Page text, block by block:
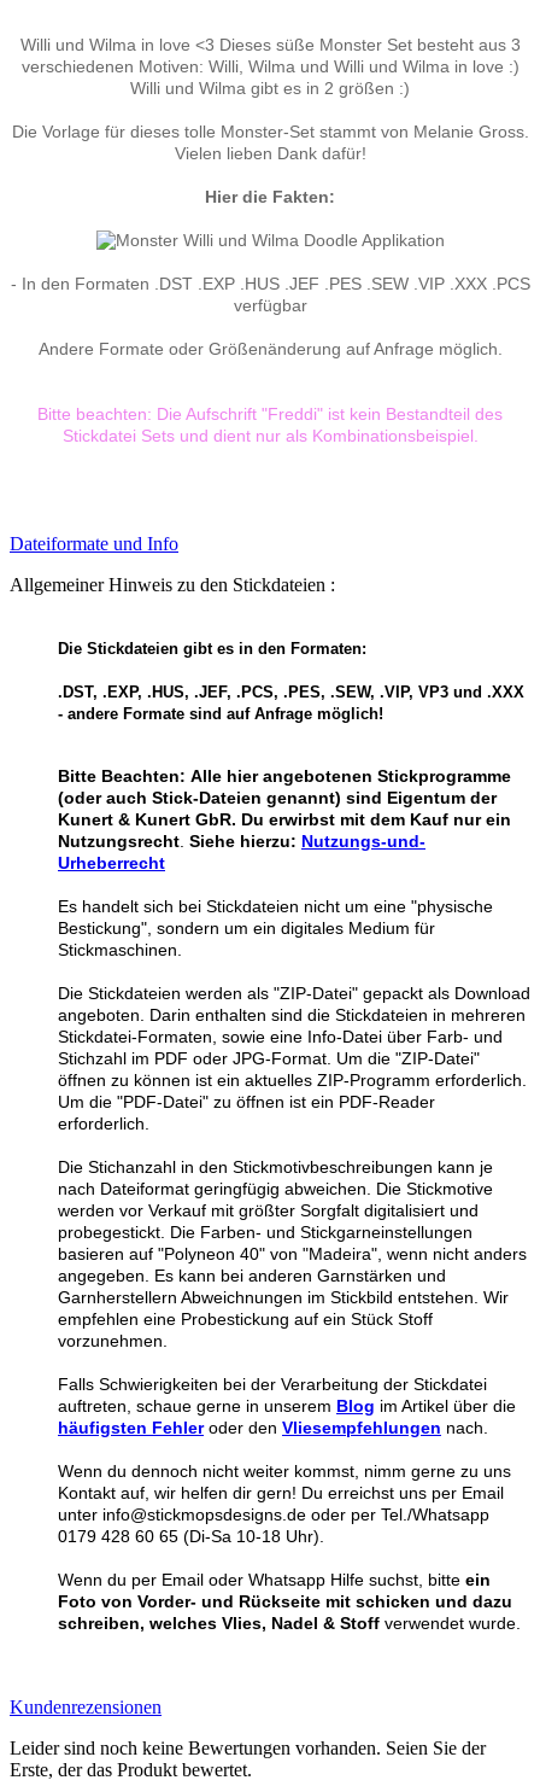
Willi und Wilma in love <3 Dieses süße Monster Set besteht aus 3
verschiedenen Motiven: Willi, Wilma und Willi und Wilma in love :)
Willi und Wilma gibt es in 2 größen :)
Die Vorlage für dieses tolle Monster-Set stammt von Melanie Gross.
Vielen lieben Dank dafür!
Hier die Fakten:
- In den Formaten .DST .EXP .HUS .JEF .PES .SEW .VIP .XXX .PCS
verfügbar
Andere Formate oder Größenänderung auf Anfrage möglich.
Bitte beachten: Die Aufschrift "Freddi" ist kein Bestandteil des
Stickdatei Sets und dient nur als Kombinationsbeispiel.
Dateiformate und Info
Allgemeiner Hinweis zu den Stickdateien :
Die Stickdateien gibt es in den Formaten:
.DST, .EXP, .HUS, .JEF, .PCS, .PES, .SEW, .VIP, VP3 und .XXX
- andere Formate sind auf Anfrage möglich!
Bitte Beachten: Alle hier angebotenen Stickprogramme
(oder auch Stick-Dateien genannt) sind Eigentum der
Kunert & Kunert GbR. Du erwirbst mit dem Kauf nur ein
Nutzungsrecht Siehe hierzu: Nutzungs-und-
Urheberrecht
Es handelt sich bei Stickdateien nicht um eine "physische
Bestickung", sondern um ein digitales Medium für
Stickmaschinen.
Die Stickdateien werden als "ZIP-Datei" gepackt als Download
angeboten. Darin enthalten sind die Stickdateien in mehreren
Stickdatei-Formaten, sowie eine Info-Datei über Farb- und
Stichzahl im PDF oder JPG-Format. Um die "ZIP-Datei"
öffnen zu können ist ein aktuelles ZIP-Programm erforderlich.
Um die "PDF-Datei" zu öffnen ist ein PDF-Reader
erforderlich.
Die Stichanzahl in den Stickmotivbeschreibungen kann je
nach Dateiformat geringfügig abweichen. Die Stickmotive
werden vor Verkauf mit größter Sorgfalt digitalisiert und
probegestickt. Die Farben- und Stickgarneinstellungen
basieren auf "Polyneon 40" von "Madeira", wenn nicht anders
angegeben. Es kann bei anderen Garnstärken und
Garnherstellern Abweichnungen im Stickbild entstehen. Wir
empfehlen eine Probestickung auf ein Stück Stoff
vorzunehmen.
Falls Schwierigkeiten bei der Verarbeitung der Stickdatei
auftreten, schaue gerne in unserem Blog im Artikel über die
häufigsten Fehleroder den Vliesempfehlungen nach.
Wenn du dennoch nicht weiter kommst, nimm gerne zu uns
Kontakt auf, wir helfen dir gern! Du erreichst uns per Email
unter info@stickmopsdesigns.de oder per Tel./Whatsapp
0179 428 60 65 (Di-Sa 10-18 Uhr).
Wenn du per Email oder Whatsapp Hilfe suchst, bitte ein
Foto von Vorder- und Rückseite mit schicken und dazu
schreiben, welches Vlies, Nadel & Stoff verwendet wurde.
Kundenrezensionen
Leider sind noch keine Bewertungen vorhanden. Seien Sie der
Erste, der das Produkt bewertet.